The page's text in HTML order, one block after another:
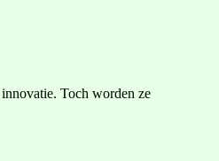
Toch worden ze